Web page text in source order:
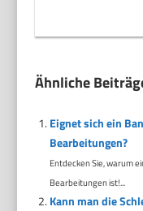
Ähnliche
Eignet sich ein
Bearbeitungen?
Entdecken Sie, warum
Bearbeitungen ist!...
Kann man die